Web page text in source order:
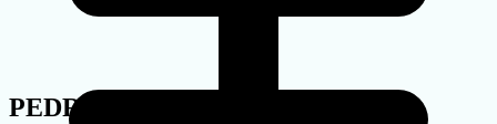
PEDRA